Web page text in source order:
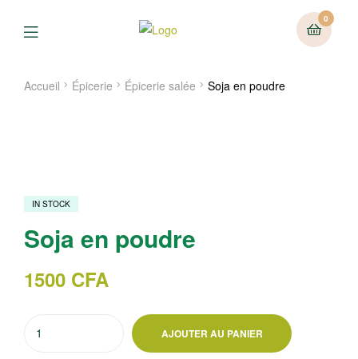
0
Menu
Accueil Épicerie Épicerie salée Soja en poudre
IN STOCK
Soja en poudre
1500 CFA
AJOUTER AU PANIER